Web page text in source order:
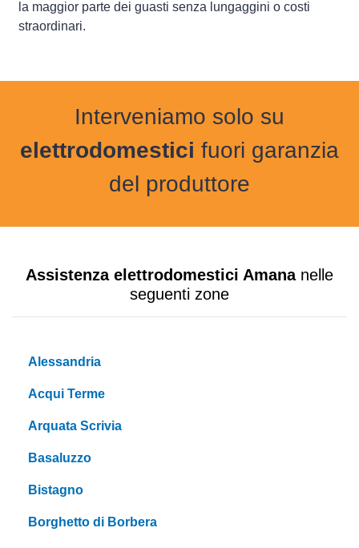
la maggior parte dei guasti senza lungaggini o costi
straordinari.
Interveniamo solo su
elettrodomestici fuori garanzia
del produttore
Assistenza elettrodomestici Amananelle
seguenti zone
Alessandria
Acqui Terme
Arquata Scrivia
Basaluzzo
Bistagno
Borghetto di Borbera